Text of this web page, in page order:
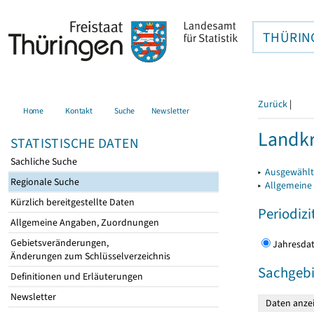
Home Kontakt Suche Newsletter
STATISTISCHE DATEN
Sachliche Suche
Regionale Suche
Kürzlich bereitgestellte Daten
Allgemeine Angaben, Zuordnungen
Gebietsveränderungen,
Änderungen zum Schlüsselverzeichnis
Definitionen und Erläuterungen
Newsletter
Zurück |
▸
▸